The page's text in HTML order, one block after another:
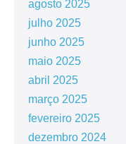
agosto 2025
julho 2025
junho 2025
maio 2025
abril 2025
março 2025
fevereiro 2025
dezembro 2024